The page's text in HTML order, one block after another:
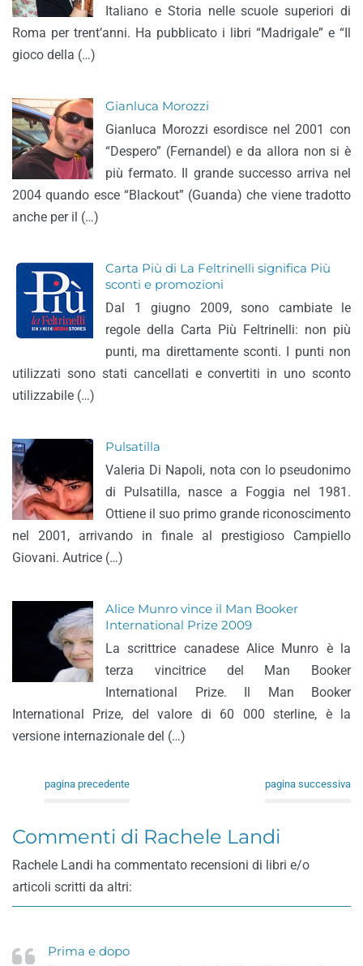
Italiano e Storia nelle scuole superiori di
Roma per trent’anni. Ha pubblicato i libri “Madrigale” e “Il
gioco della (…)
Gianluca Morozzi
Gianluca Morozzi esordisce nel 2001 con
“Despero” (Fernandel) e da allora non si è
più fermato. Il grande successo arriva nel
2004 quando esce “Blackout” (Guanda) che viene tradotto
anche per il (…)
Carta Più di La Feltrinelli significa Più
sconti e promozioni
Dal 1 giugno 2009, sono cambiate le
regole della Carta Più Feltrinelli: non più
punti, ma direttamente sconti. I punti non
utilizzati sono stati cancellati e convertiti in uno sconto
utilizzabile (…)
Pulsatilla
Valeria Di Napoli, nota con lo pseudonimo
di Pulsatilla, nasce a Foggia nel 1981.
Ottiene il suo primo grande riconoscimento
nel 2001, arrivando in finale al prestigioso Campiello
Giovani. Autrice (…)
Alice Munro vince il Man Booker
International Prize 2009
La scrittrice canadese Alice Munro è la
terza vincitrice del Man Booker
International Prize. Il Man Booker
International Prize, del valore di 60 000 sterline, è la
versione internazionale del (…)
pagina precedente pagina successiva
Commenti di Rachele Landi
Rachele Landi ha commentato recensioni di libri e/o
articoli scritti da altri:
Prima e dopo